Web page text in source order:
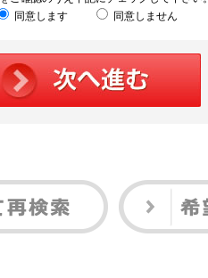
同意します
同意しません